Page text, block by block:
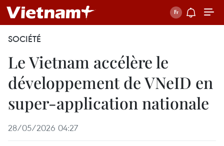
SOCIÉTÉ
Le Vietnam accélère le
développement de VNeID en
super-application nationale
28/05/2026 04:27